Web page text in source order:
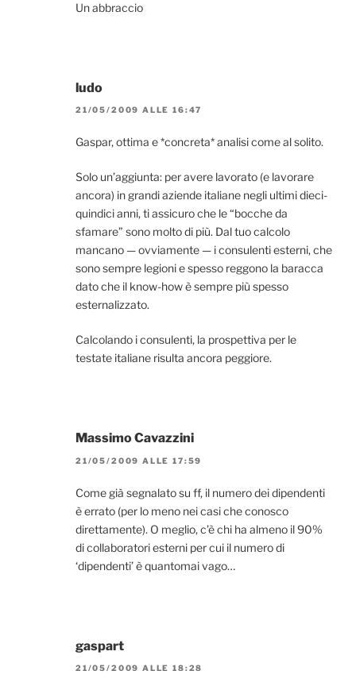
Un abbraccio
ludo
21/05/2009 ALLE 16:47
Gaspar, ottima e *concreta* analisi come al solito.
Solo un’aggiunta: per avere lavorato (e lavorare
ancora) in grandi aziende italiane negli ultimi dieci-
quindici anni, ti assicuro che le “bocche da
sfamare” sono molto di più. Dal tuo calcolo
mancano — ovviamente — i consulenti esterni, che
sono sempre legioni e spesso reggono la baracca
dato che il know-how è sempre più spesso
esternalizzato.
Calcolando i consulenti, la prospettiva per le
testate italiane risulta ancora peggiore.
Massimo Cavazzini
21/05/2009 ALLE 17:59
Come già segnalato su ff, il numero dei dipendenti
è errato (per lo meno nei casi che conosco
direttamente). O meglio, c’è chi ha almeno il 90%
di collaboratori esterni per cui il numero di
‘dipendenti’ è quantomai vago…
gaspart
21/05/2009 ALLE 18:28